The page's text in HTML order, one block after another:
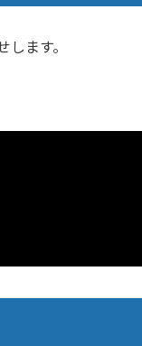
ます。